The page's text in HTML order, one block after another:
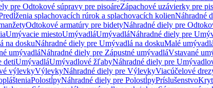
pre Odtokové súpravy pre pisoáreZápachové uzávierky pre
splachovacích rúrok a splachovacích kolienNáhradné
Odtokové armatúry pre bidetyNáhradné diely pre
Umývacie miestoUmývadláUmývadláNáhradné diely pre
na doskuNáhradné diely pre Umývadlá na doskuMalé
umývadláNáhradné diely pre Zápustné umývadláVstavané
detiUmývadláUmývadlové žľabyNáhradné diely pre
výlevkyVýlevkyNáhradné diely pre VýlevkyViacúčelové
PolostĺpyNáhradné diely pre PolostĺpyPríslušenstvo